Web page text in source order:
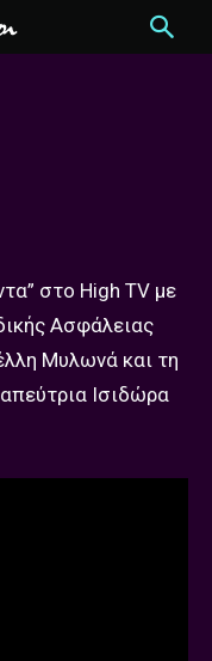
στο High TV με
Ασφάλειας
Μυλωνά και τη
Ισιδώρα